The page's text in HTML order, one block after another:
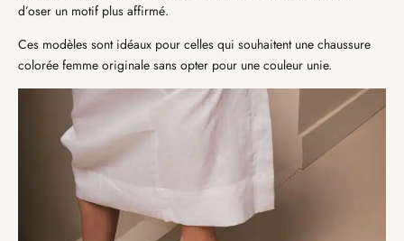
d’oser un motif plus affirmé.
Ces modèles sont idéaux pour celles qui souhaitent une chaussure
colorée femme originale sans opter pour une couleur unie.